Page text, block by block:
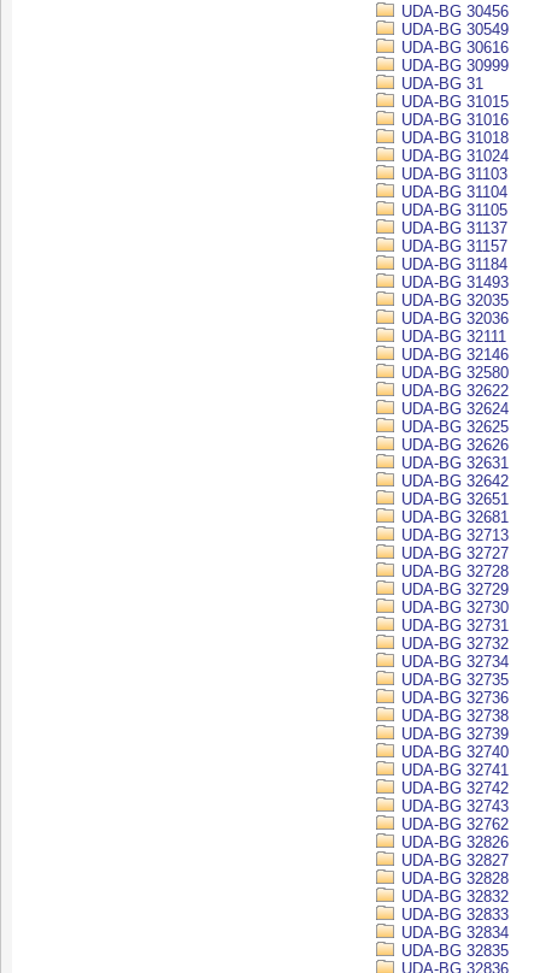
UDA-BG 30456
UDA-BG 30549
UDA-BG 30616
UDA-BG 30999
UDA-BG 31
UDA-BG 31015
UDA-BG 31016
UDA-BG 31018
UDA-BG 31024
UDA-BG 31103
UDA-BG 31104
UDA-BG 31105
UDA-BG 31137
UDA-BG 31157
UDA-BG 31184
UDA-BG 31493
UDA-BG 32035
UDA-BG 32036
UDA-BG 32111
UDA-BG 32146
UDA-BG 32580
UDA-BG 32622
UDA-BG 32624
UDA-BG 32625
UDA-BG 32626
UDA-BG 32631
UDA-BG 32642
UDA-BG 32651
UDA-BG 32681
UDA-BG 32713
UDA-BG 32727
UDA-BG 32728
UDA-BG 32729
UDA-BG 32730
UDA-BG 32731
UDA-BG 32732
UDA-BG 32734
UDA-BG 32735
UDA-BG 32736
UDA-BG 32738
UDA-BG 32739
UDA-BG 32740
UDA-BG 32741
UDA-BG 32742
UDA-BG 32743
UDA-BG 32762
UDA-BG 32826
UDA-BG 32827
UDA-BG 32828
UDA-BG 32832
UDA-BG 32833
UDA-BG 32834
UDA-BG 32835
UDA-BG 32836